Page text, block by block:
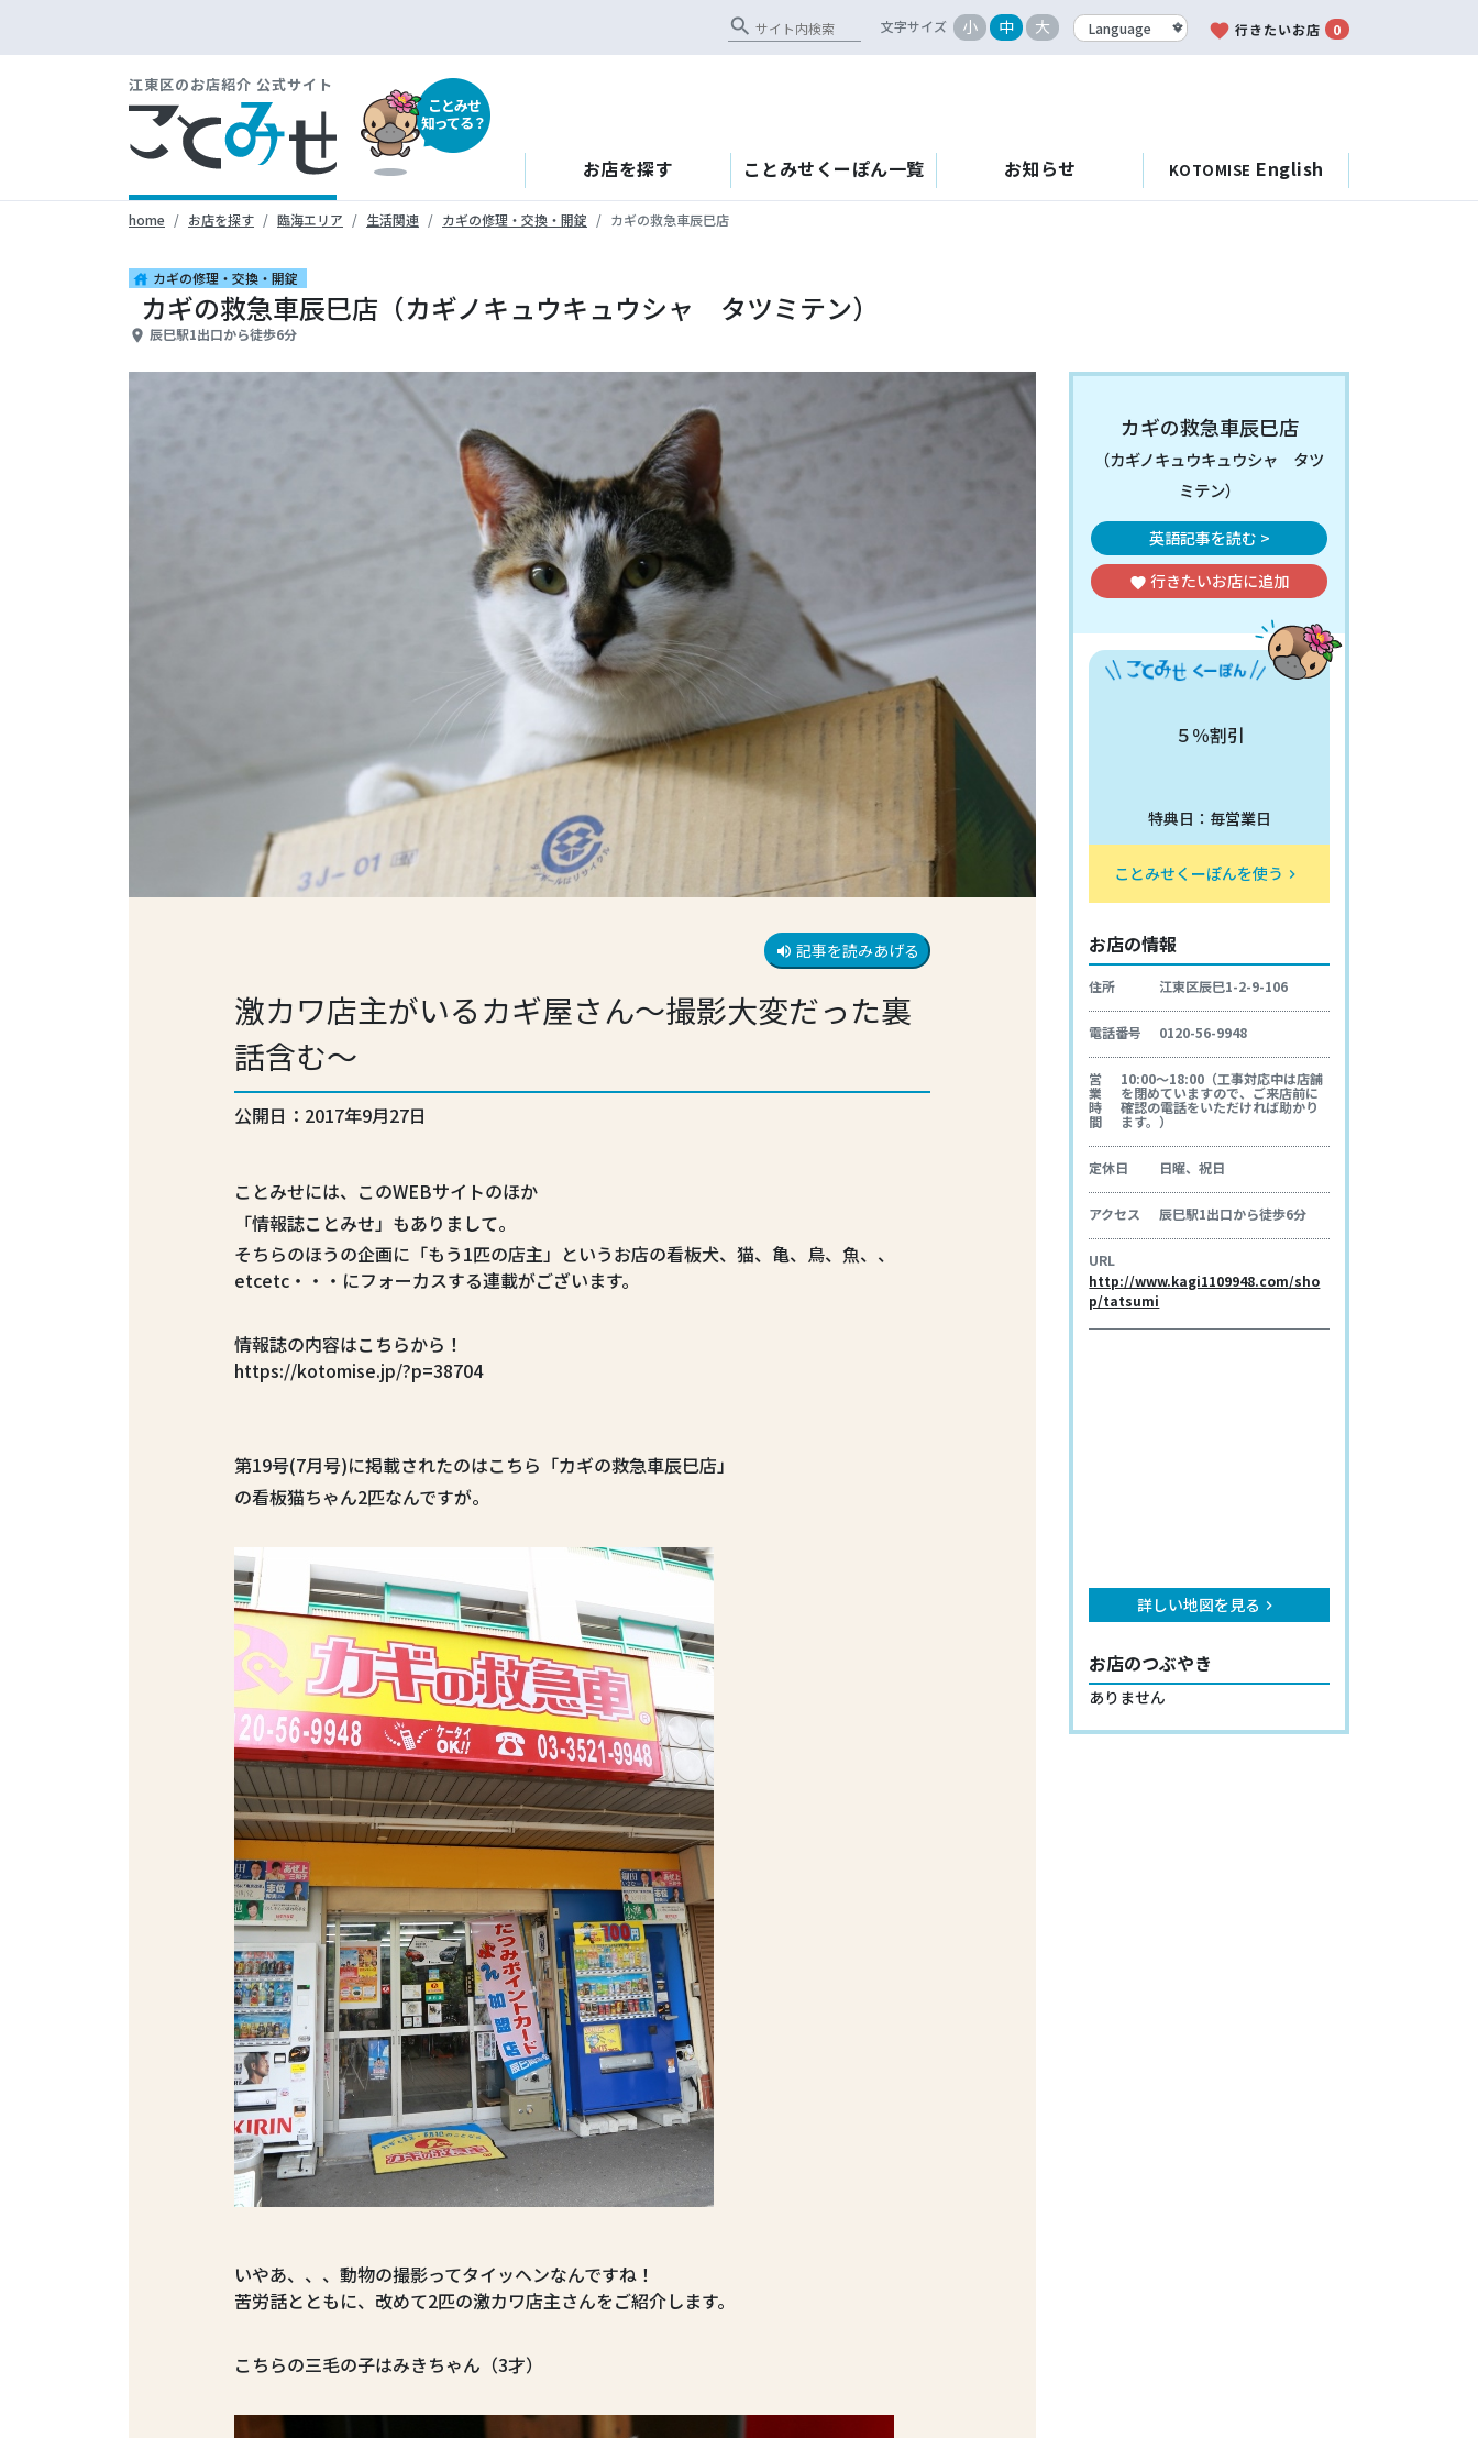
search 文字サイズ 小 中 大 favorite 行きたいお店 0
江東区のお店紹介 公式サイト
ことみせ
知ってる？
お店を探す ことみせくーぽん一覧 お知らせ KOTOMISE English
home お店を探す 臨海エリア 生活関連 カギの修理・交換・開錠 カギの救急車辰巳店
house カギの修理・交換・開錠
カギの救急車辰巳店（カギノキュウキュウシャ タツミテン）
place 辰巳駅1出口から徒歩6分
volume_up 記事を読みあげる
激カワ店主がいるカギ屋さん～撮影大変だった裏
話含む～
公開日：2017年9月27日
ことみせには、このWEBサイトのほか
「情報誌ことみせ」もありまして。
そちらのほうの企画に「もう1匹の店主」というお店の看板犬、猫、亀、鳥、魚、、
etcetc・・・にフォーカスする連載がございます。
情報誌の内容はこちらから！
https://kotomise.jp/?p=38704
第19号(7月号)に掲載されたのはこちら「カギの救急車辰巳店」
の看板猫ちゃん2匹なんですが。
いやあ、、、動物の撮影ってタイッヘンなんですね！
苦労話とともに、改めて2匹の激カワ店主さんをご紹介します。
こちらの三毛の子はみきちゃん（3才）
カギの救急車辰巳店
（カギノキュウキュウシャ タツ
ミテン）
英語記事を読む >
favorite 行きたいお店に追加
５％割引
特典日：毎営業日
ことみせくーぽんを使う keyboard_arrow_right
お店の情報
住所 江東区辰巳1-2-9-106
電話番号 0120-56-9948
営
業
時
間
10:00～18:00（工事対応中は店舗
を閉めていますので、ご来店前に
確認の電話をいただければ助かり
ます。）
定休日 日曜、祝日
アクセス 辰巳駅1出口から徒歩6分
URL
http://www.kagi1109948.com/sho
p/tatsumi
詳しい地図を見る keyboard_arrow_right
お店のつぶやき
ありません